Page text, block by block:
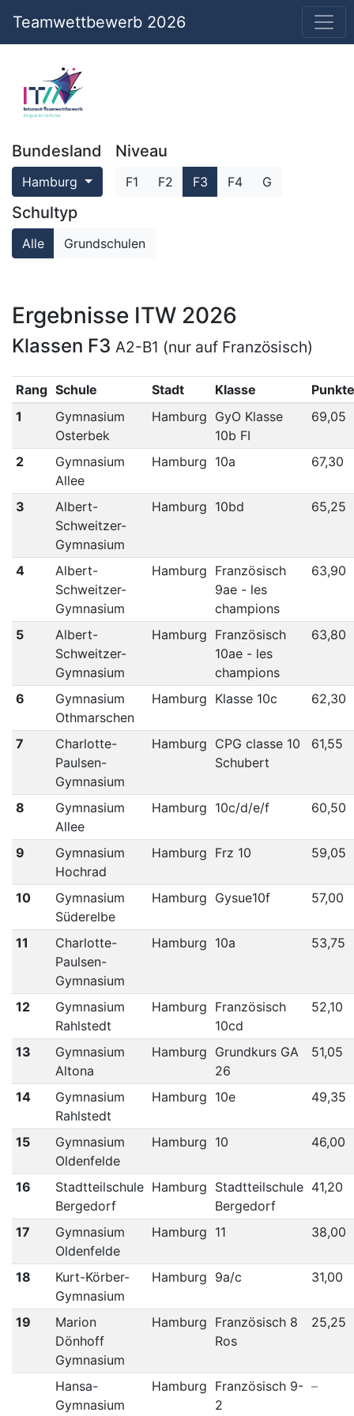
Teamwettbewerb 2026
Bundesland
Hamburg
Niveau
F1 F2 F3 F4 G
Schultyp
Alle Grundschulen
Ergebnisse ITW 2026
Klassen F3 A2-B1 (nur auf Französisch)
Rang Schule Stadt Klasse
Punkte
1
Gymnasium
Osterbek
Hamburg GyO Klasse
10b FI
69,05
2
Gymnasium
Allee
Hamburg 10a 67,30
3
Albert-
Schweitzer-
Gymnasium
Hamburg 10bd 65,25
4
Albert-
Schweitzer-
Gymnasium
Hamburg Französisch
9ae - les
champions
63,90
5
Albert-
Schweitzer-
Gymnasium
Hamburg Französisch
10ae - les
champions
63,80
6
Gymnasium
Othmarschen
Hamburg Klasse 10c 62,30
7
Charlotte-
Paulsen-
Gymnasium
Hamburg CPG classe 10
Schubert
61,55
8
Gymnasium
Allee
Hamburg 10c/d/e/f 60,50
9
Gymnasium
Hochrad
Hamburg Frz 10 59,05
10
Gymnasium
Süderelbe
Hamburg Gysue10f 57,00
11
Charlotte-
Paulsen-
Gymnasium
Hamburg 10a 53,75
12
Gymnasium
Rahlstedt
Hamburg Französisch
10cd
52,10
13
Gymnasium
Altona
Hamburg Grundkurs GA
26
51,05
14
Gymnasium
Rahlstedt
Hamburg 10e 49,35
15
Gymnasium
Oldenfelde
Hamburg 10 46,00
16
Stadtteilschule
Bergedorf
Hamburg Stadtteilschule
Bergedorf
41,20
17
Gymnasium
Oldenfelde
Hamburg 11 38,00
18
Kurt-Körber-
Gymnasium
Hamburg 9a/c 31,00
19
Marion
Dönhoff
Gymnasium
Hamburg Französisch 8
Ros
25,25
Hansa-
Gymnasium
Hamburg Französisch 9-
2
–